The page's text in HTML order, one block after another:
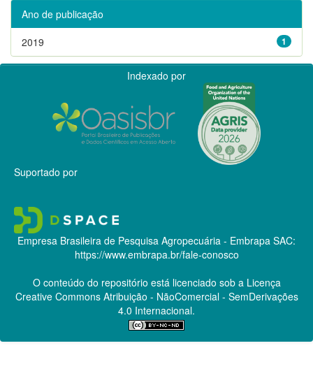
Ano de publicação
1
2019
Indexado por
Suportado por
Empresa Brasileira de Pesquisa Agropecuária - Embrapa SAC:
https://www.embrapa.br/fale-conosco
O conteúdo do repositório está licenciado sob a Licença
Creative CommonsAtribuição - NãoComercial - SemDerivações
4.0 Internacional.